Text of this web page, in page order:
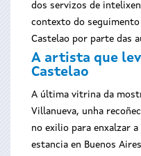
dos servizos de
contexto do
Castelao por parte das
A artista que
Castelao
A última vitrina da
Villanueva, unha
no exilio para enxalzar
estancia en Buenos